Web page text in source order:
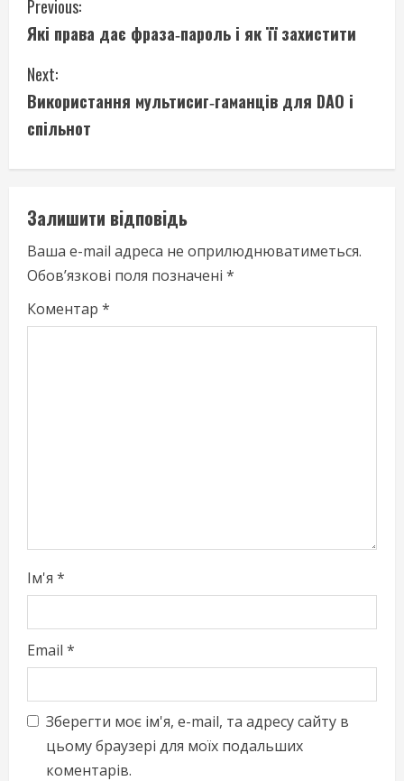
C
o
n
t
i
n
u
e
R
g
Previous:
Які права дає фраза‑пароль і як її захистити
Next:
Використання мультисиг‑гаманців для DAO і
спільнот
Залишити відповідь
Ваша e-mail адреса не оприлюднюватиметься.
Обов’язкові поля позначені *
Коментар *
Ім'я *
Email *
Зберегти моє ім'я, e-mail, та адресу сайту в
цьому браузері для моїх подальших
коментарів.